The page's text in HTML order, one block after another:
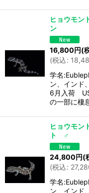
ヒョウモン
ン
16,800円(
(税込:
学名
ン、インド
6月入荷
の一部に棲
ヒョウモ
ト ♂
24,800円(
(税込:
学名
ン、インド